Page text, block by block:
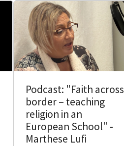
Podcast: "Faith across
border – teaching
religion in an
European School" -
Marthese Lufi